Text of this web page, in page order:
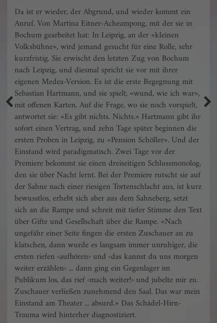
Da ist er wieder, der Abgrund, und wieder kommt ein
Anruf. Von Martina Eitner-Acheampong, mit der sie in
Bochum gearbeitet hat: In Leipzig, an der «kleinen
Volksbühne», wird jemand gesucht für eine Rolle, sehr
kurzfristig. Sie erwischt den letzten Zug von Bochum
nach Leipzig, und diesmal spricht sie vor mit ihrer
eigenen Medea-Version. Es ist die erste Begegnung mit
Sebastian Hartmann, und sie spielt, «wund, wie ich war»,
mit offenen Karten. Auf die Frage, wo sie noch vorspielt,
antwortet sie: «Es gibt nichts. Nichts.» Hartmann gibt ihr
sofort einen Vertrag, und zehn Tage später beginnen die
ersten Proben in Leipzig, zu «Pension Schöller». Und der
Einstand wird paradigmatisch. Zwei Tage vor der
Premiere bekommt sie einen dreiseitigen Schlussmonolog,
den sie über Nacht lernt. Bei der Premiere rutscht sie auf
der Sahne nach einer riesigen Tortenschlacht aus, ist kurz
bewusstlos, erhebt sich aber aus dem Sahneberg, setzt
sich an die Rampe und schreit mit tiefer Stimme den Text
über Gifte und Gesellschaft über die Rampe. «Nach
ungefähr einer Seite fingen die ersten Zuschauer an zu
klatschen, dann wurde es langsam immer unruhiger, die
ersten riefen ‹aufhören› und ‹das kannst du uns morgen
weiter erzählen› ... dann ging ein Gegenlager im
Publikum los, das rief ‹mach weiter!› und jubelte mir zu.
Zuschauer verließen zunehmend den Saal. Das war mein
Einstand am Theater ... absurd.» Das Schädel-Hirn-
Trauma wird hinterher diagnostiziert.